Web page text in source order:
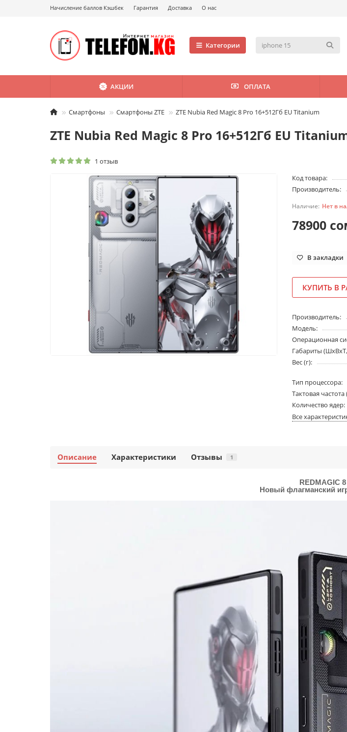
Начисление баллов Кэшбек Гарантия Доставка О нас
Категории
АКЦИИ ОПЛАТА
Смартфоны Смартфоны ZTE ZTE Nubia Red Magic 8 Pro 16+512Гб EU Titanium
ZTE Nubia Red Magic 8 Pro 16+512Гб EU
1 отзыв
Код товара:
Производитель:
Нет в
78900
В закладки
КУПИТЬ В
Производитель:
Модель:
Операционная
Габариты
Вес (г):
Тип процессора:
Тактовая
Количество ядер:
Все
Описание Характеристики Отзывы 1
REDMAGIC
Новый флагманский